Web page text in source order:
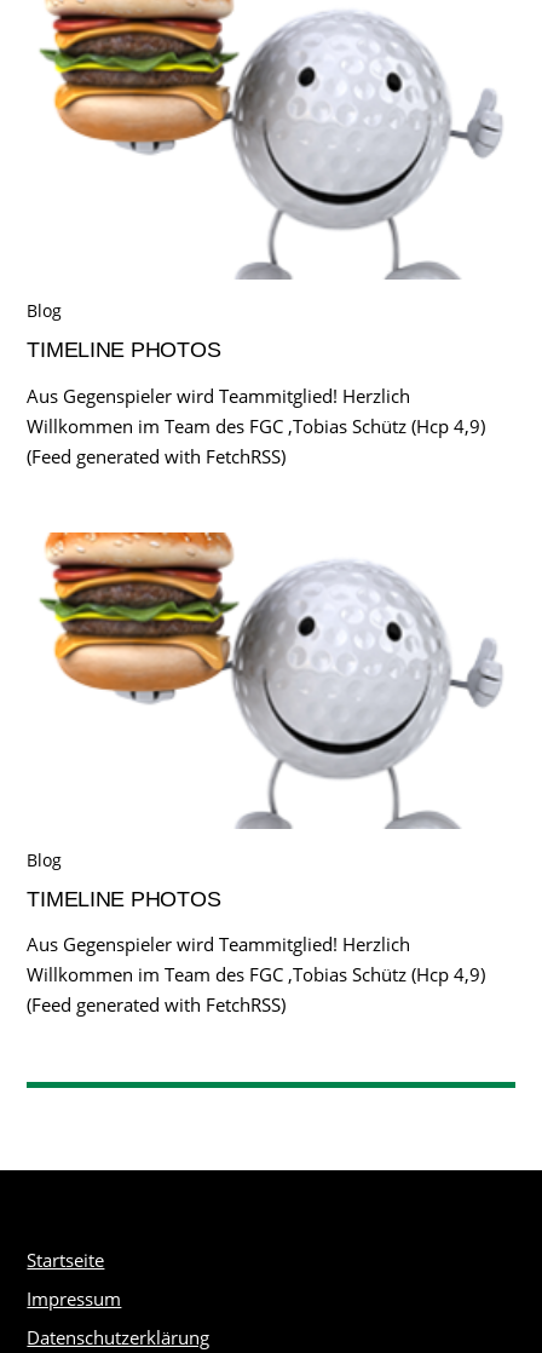
Blog
TIMELINE PHOTOS
Aus Gegenspieler wird Teammitglied! Herzlich
Willkommen im Team des FGC ,Tobias Schütz (Hcp 4,9)
(Feed generated with FetchRSS)
Blog
TIMELINE PHOTOS
Aus Gegenspieler wird Teammitglied! Herzlich
Willkommen im Team des FGC ,Tobias Schütz (Hcp 4,9)
(Feed generated with FetchRSS)
Startseite
Impressum
Datenschutzerklärung